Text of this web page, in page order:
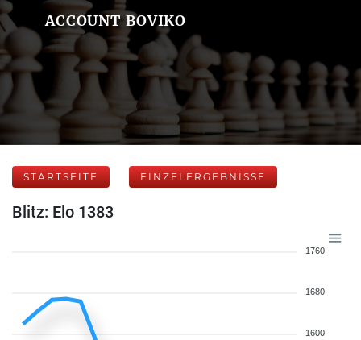
ACCOUNT BOVIKO
STARTSEITE EINZELERGEBNISSE
Blitz: Elo 1383
1760
1680
1600